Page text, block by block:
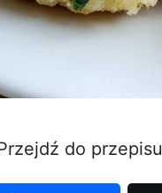
do przepisu